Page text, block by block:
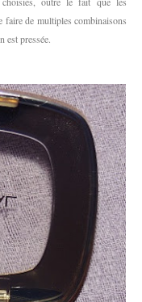
faire de multiples combinaisons
est pressée.